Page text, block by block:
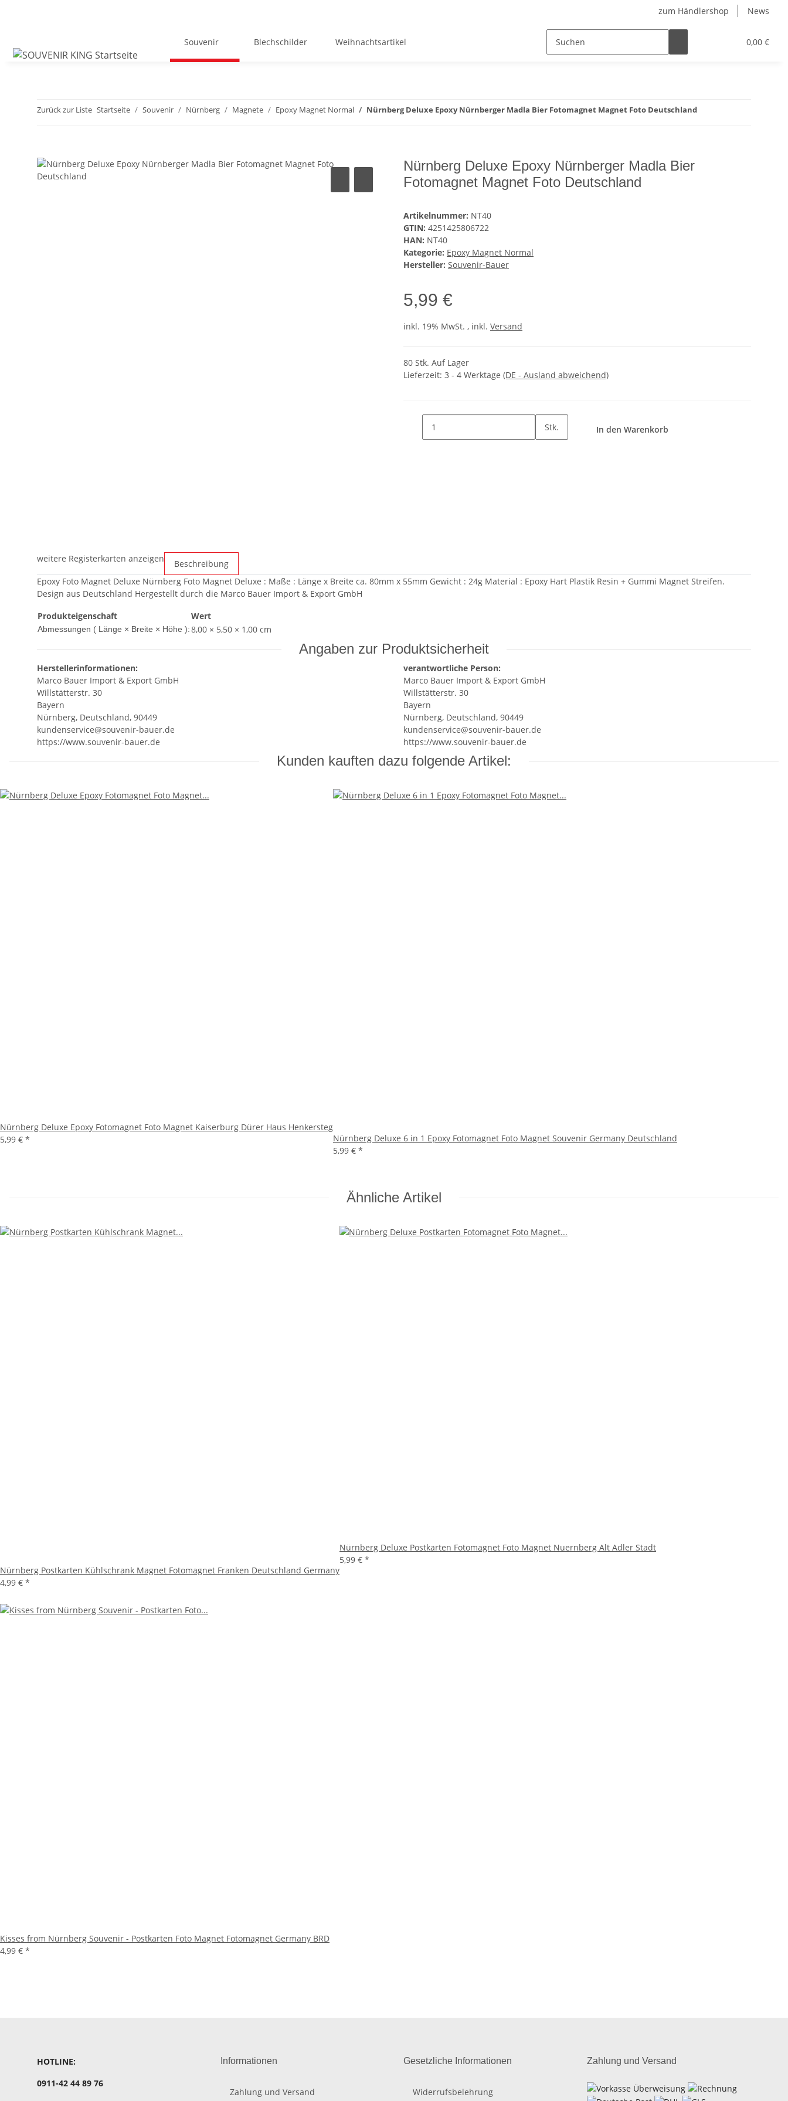
zum Händlershop News
0,00 €
Souvenir Blechschilder Weihnachtsartikel
Zurück zur Liste Startseite Souvenir Nürnberg Magnete Epoxy Magnet Normal Nürnberg Deluxe Epoxy Nürnberger Madla Bier Fotomagnet Magnet Foto Deutschland
Nürnberg Deluxe Epoxy Nürnberger Madla Bier
Fotomagnet Magnet Foto Deutschland
Artikelnummer: NT40
GTIN: 4251425806722
HAN: NT40
Kategorie: Epoxy Magnet Normal
Hersteller: Souvenir-Bauer
5,99 €
inkl. 19% MwSt. , inkl. Versand
80 Stk. Auf Lager
Lieferzeit: 3 - 4 Werktage (DE - Ausland abweichend)
Stk. In den Warenkorb
weitere Registerkarten anzeigen
Beschreibung
Epoxy Foto Magnet Deluxe Nürnberg Foto Magnet Deluxe : Maße : Länge x Breite ca. 80mm x 55mm Gewicht : 24g Material : Epoxy Hart Plastik Resin + Gummi Magnet Streifen.
Design aus Deutschland Hergestellt durch die Marco Bauer Import & Export GmbH
Produkteigenschaft
Wert
Abmessungen ( Länge × Breite × Höhe ):8,00 × 5,50 × 1,00 cm
Angaben zur Produktsicherheit
Herstellerinformationen:
Marco Bauer Import & Export GmbH
Willstätterstr. 30
Bayern
Nürnberg, Deutschland, 90449
kundenservice@souvenir-bauer.de
https://www.souvenir-bauer.de
verantwortliche Person:
Marco Bauer Import & Export GmbH
Willstätterstr. 30
Bayern
Nürnberg, Deutschland, 90449
kundenservice@souvenir-bauer.de
https://www.souvenir-bauer.de
Kunden kauften dazu folgende Artikel:
Nürnberg Deluxe Epoxy Fotomagnet Foto Magnet Kaiserburg Dürer Haus Henkersteg
5,99 € *
Nürnberg Deluxe 6 in 1 Epoxy Fotomagnet Foto Magnet Souvenir Germany Deutschland
5,99 € *
Ähnliche Artikel
Nürnberg Postkarten Kühlschrank Magnet Fotomagnet Franken Deutschland Germany
4,99 € *
Nürnberg Deluxe Postkarten Fotomagnet Foto Magnet Nuernberg Alt Adler Stadt
5,99 € *
Kisses from Nürnberg Souvenir - Postkarten Foto Magnet Fotomagnet Germany BRD
4,99 € *
HOTLINE:
0911-42 44 89 76
Informationen
Zahlung und Versand
Gesetzliche Informationen
Widerrufsbelehrung
Zahlung und Versand